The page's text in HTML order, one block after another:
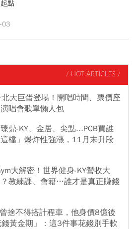
點
03
/ HOT ARTICLES /
大巨蛋登場！開唱時間、票價座
唱會歌單懶人包
鼎-KY、金居、尖點...PCB買誰
檔」爆炸性強漲，11月末升段
大解密！世界健身-KY營收大
教練課、會籍…誰才是真正賺錢
捨不得搭計程車，他身價8億後
黃金期」：這3件事花錢別手軟